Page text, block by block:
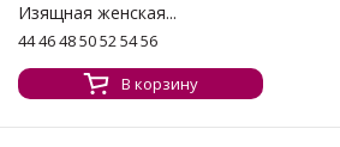
Изящная женская...
44 46 48 50 52 54 56
В корзину